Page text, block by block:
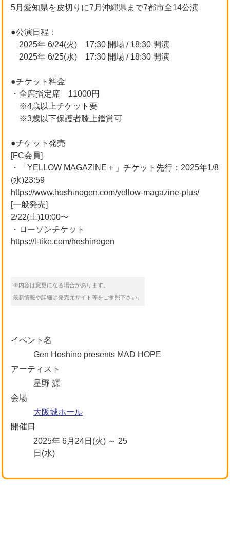
5月愛知県を皮切りに7月沖縄県まで7都市全14公演
●公演日程：
2025年 6/24(火) 17:30 開場 / 18:30 開演
2025年 6/25(水) 17:30 開場 / 18:30 開演
●チケット料金
・全席指定席 11000円
※4歳以上チケット要
※3歳以下保護者膝上鑑賞可
●チケット発売
[FC会員]
・「YELLOW MAGAZINE＋」チケット先行：2025年1/8
(水)23:59
https://www.hoshinogen.com/yellow-magazine-plus/
[一般発売]
2/22(土)10:00〜
・ローソンチケット
https://l-tike.com/hoshinogen
※内容は変更になる場合があります。
最新情報や詳細は発売元サイト等をご参照下さい。
イベント名
Gen Hoshino presents MAD HOPE
アーティスト
星野 源
会場
大阪城ホール
開催日
2025年 6月24日(火) ～ 25
日(水)